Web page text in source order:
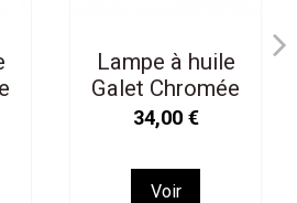
Lampe à huile
Galet Chromée
14cm M
34,00 €
Voir